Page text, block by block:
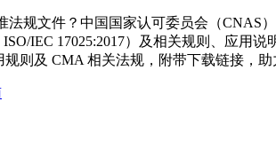
法规文件？中国国家认可委员会（
IEC 17025:2017）及相关规则、应用
则及 CMA 相关法规，附带下载链接，助